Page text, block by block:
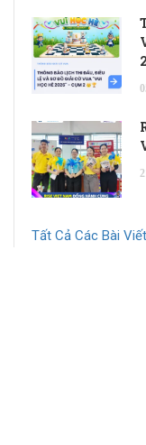
Tất Cả Các Bài Viết